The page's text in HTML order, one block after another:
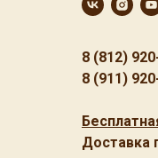
8 (812)
8 (911)
Доставка